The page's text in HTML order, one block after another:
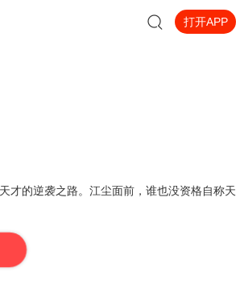
打开APP
才的逆袭之路。江尘面前，谁也没资格自称天